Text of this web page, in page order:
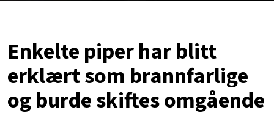
Enkelte piper har blitt
erklært som brannfarlige
og burde skiftes omgående